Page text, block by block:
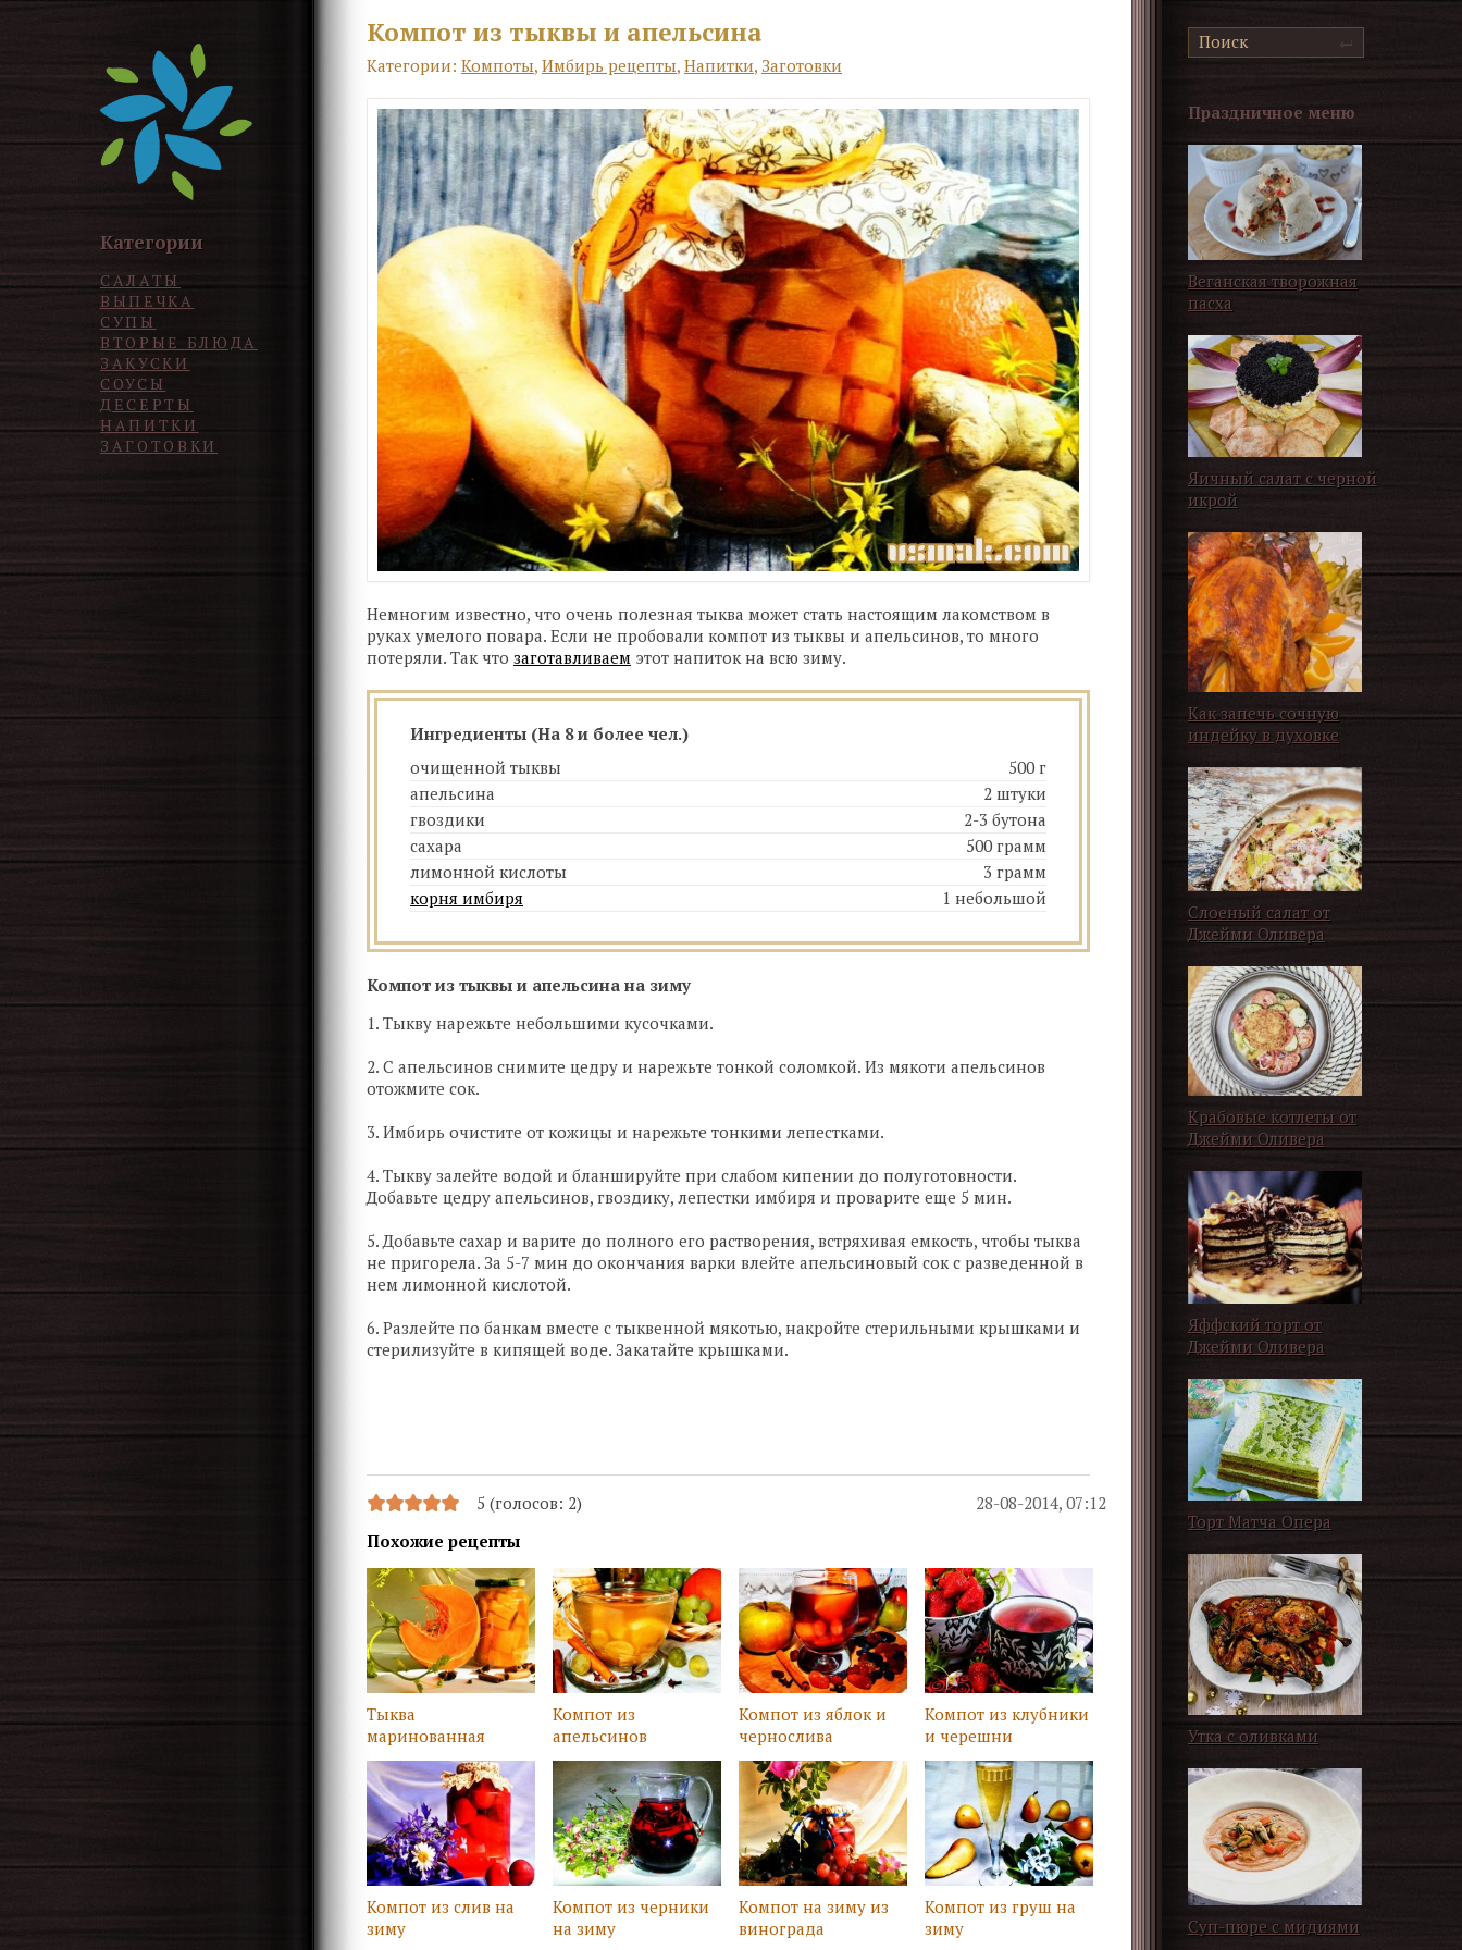
Категории
САЛАТЫ
ВЫПЕЧКА
СУПЫ
ВТОРЫЕ БЛЮДА
ЗАКУСКИ
СОУСЫ
ДЕСЕРТЫ
НАПИТКИ
ЗАГОТОВКИ
Компот из тыквы и апельсина
Категории: Компоты, Имбирь рецепты, Напитки, Заготовки
Немногим известно, что очень полезная тыква может стать настоящим лакомством в
руках умелого повара. Если не пробовали компот из тыквы и апельсинов, то много
потеряли. Так что заготавливаем этот напиток на всю зиму.
Ингредиенты (На 8 и более чел.)
очищенной тыквы
500 г
апельсина
2 штуки
гвоздики
2-3 бутона
сахара
500 грамм
лимонной кислоты
3 грамм
корня имбиря
1 небольшой
Компот из тыквы и апельсина на зиму
1. Тыкву нарежьте небольшими кусочками.
2. С апельсинов снимите цедру и нарежьте тонкой соломкой. Из мякоти апельсинов
отожмите сок.
3. Имбирь очистите от кожицы и нарежьте тонкими лепестками.
4. Тыкву залейте водой и бланшируйте при слабом кипении до полуготовности.
Добавьте цедру апельсинов, гвоздику, лепестки имбиря и проварите еще 5 мин.
5. Добавьте сахар и варите до полного его растворения, встряхивая емкость, чтобы тыква
не пригорела. За 5-7 мин до окончания варки влейте апельсиновый сок с разведенной в
нем лимонной кислотой.
6. Разлейте по банкам вместе с тыквенной мякотью, накройте стерильными крышками и
стерилизуйте в кипящей воде. Закатайте крышками.
28-08-2014, 07:12
5 (голосов: 2)
Похожие рецепты
Тыква
маринованная
Компот из
апельсинов
Компот из яблок и
чернослива
Компот из клубники
и черешни
Компот из слив на
зиму
Компот из черники
на зиму
Компот на зиму из
винограда
Компот из груш на
зиму
Праздничное меню
Веганская творожная
пасха
Яичный салат с черной
икрой
Как запечь сочную
индейку в духовке
Слоеный салат от
Джейми Оливера
Крабовые котлеты от
Джейми Оливера
Яффский торт от
Джейми Оливера
Торт Матча Опера
Утка с оливками
Суп-пюре с мидиями